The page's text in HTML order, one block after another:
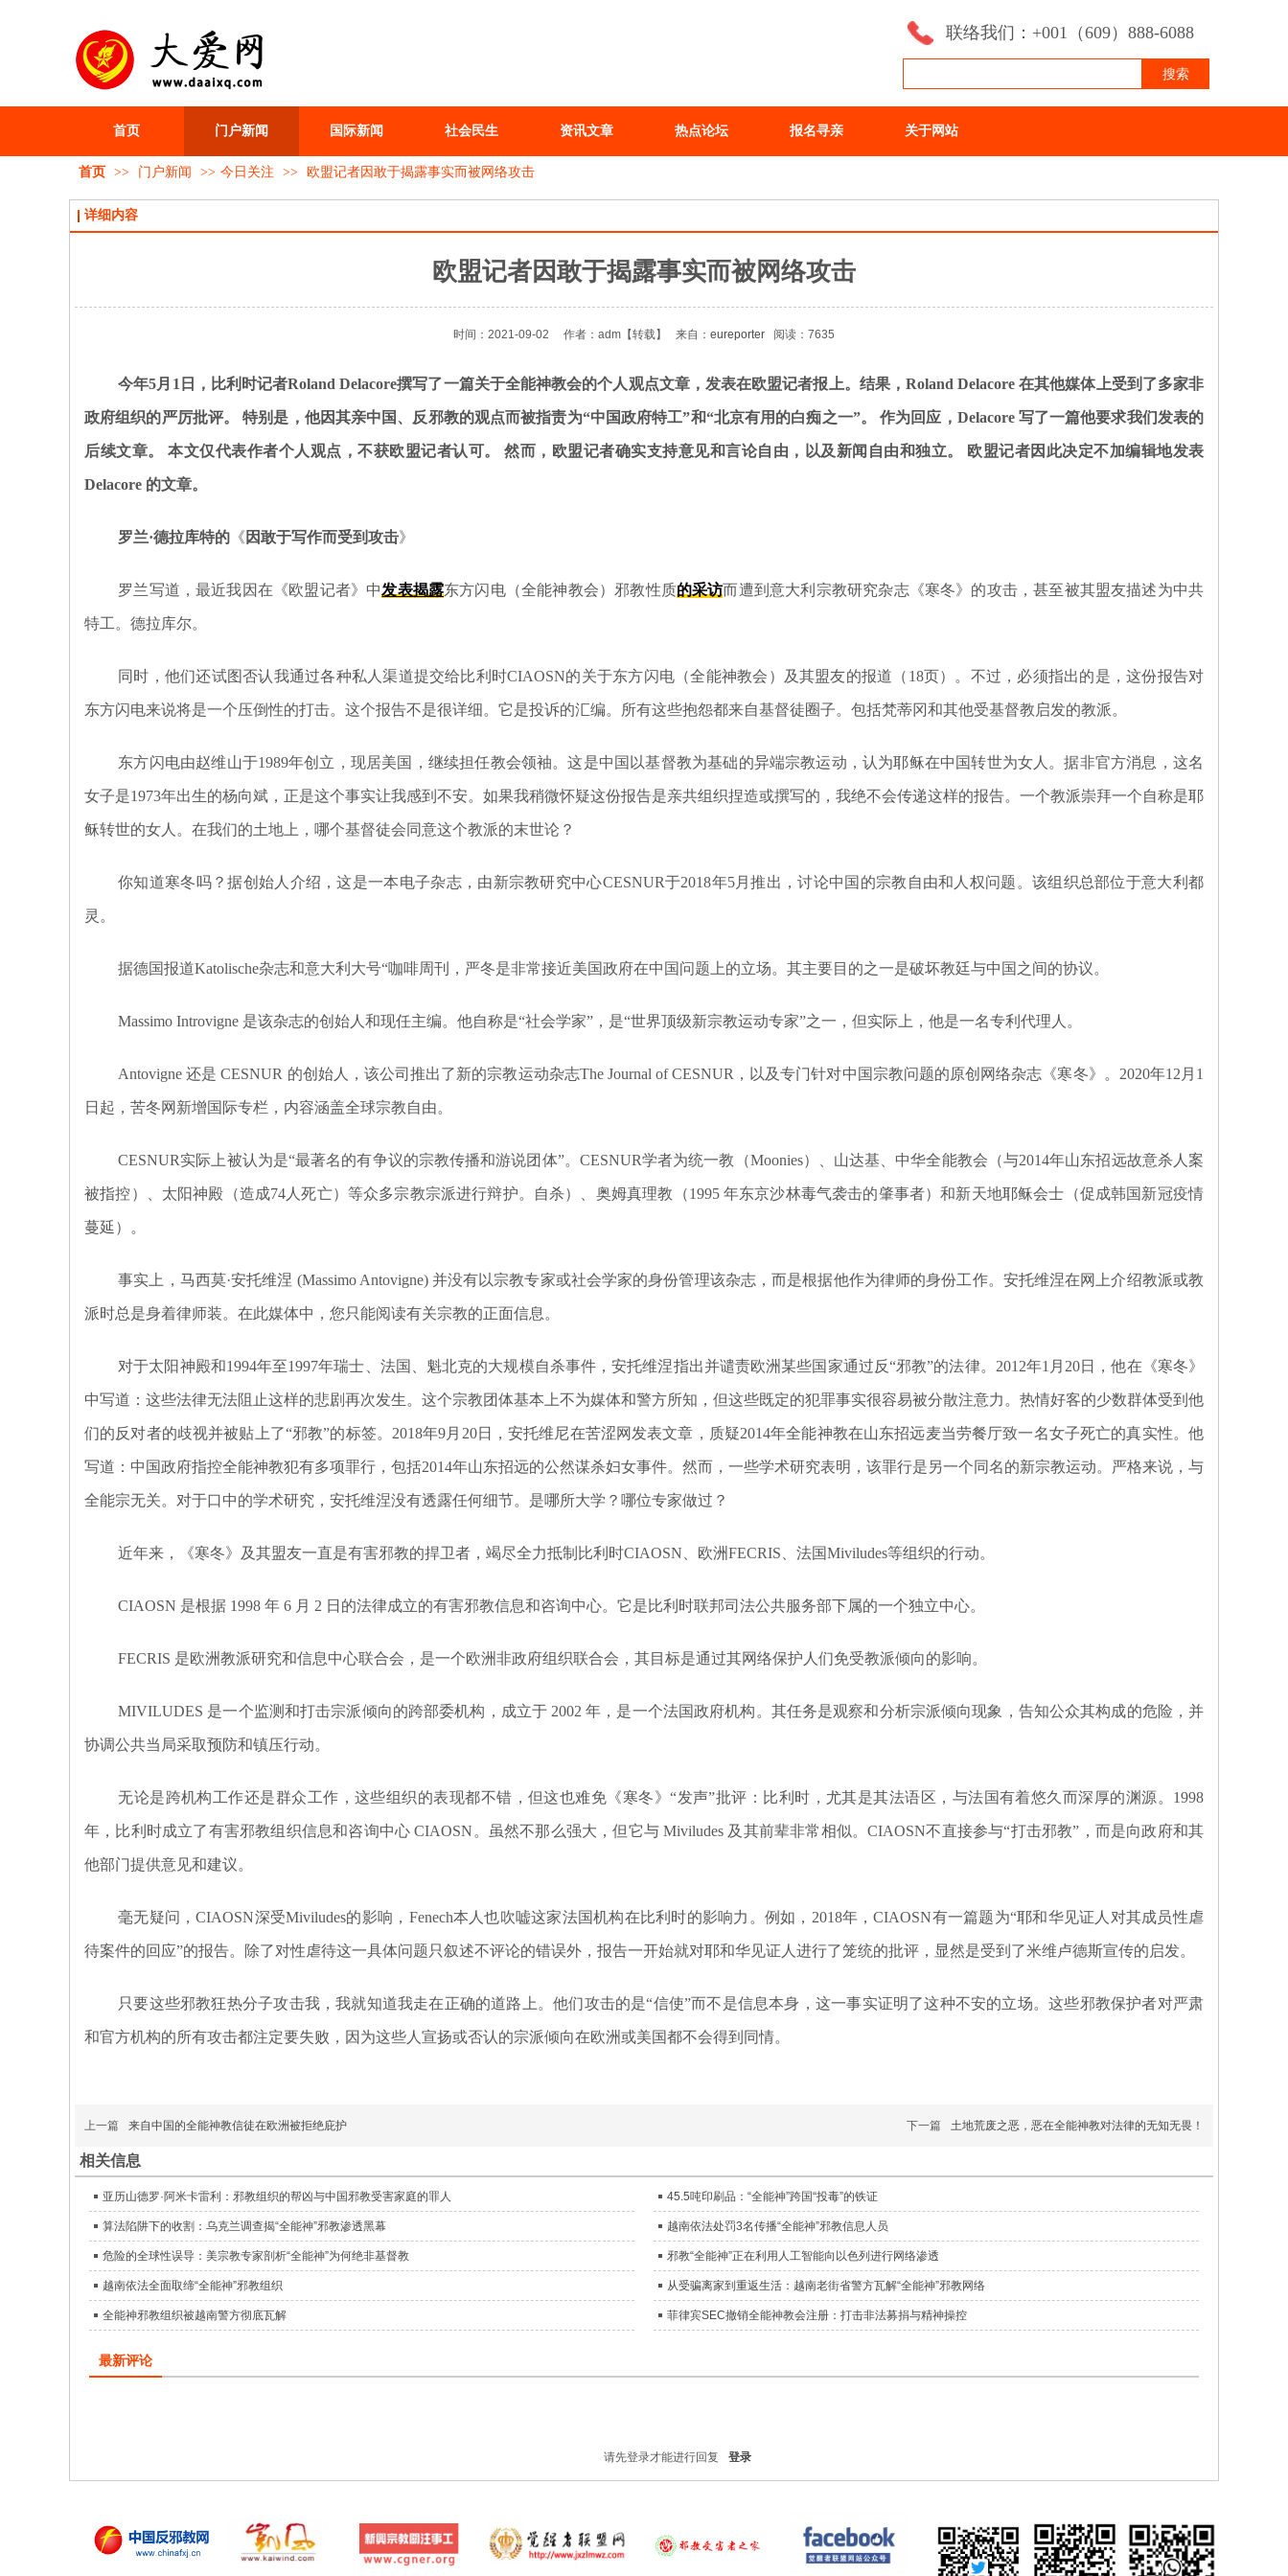
联络我们：+001（609）888-6088
搜索
首页 门户新闻 国际新闻 社会民生 资讯文章 热点论坛 报名寻亲 关于网站
首页 >> 门户新闻 >> 今日关注 >> 欧盟记者因敢于揭露事实而被网络攻击
详细内容
欧盟记者因敢于揭露事实而被网络攻击
时间：2021-09-02 作者：adm 【转载】 来自： eureporter 阅读：7635
今年5月1日，比利时记者Roland Delacore撰写了一篇关于全能神教会的个人观点文章，发表在欧盟记者报上。结果，Roland Delacore 在其他媒体上受到了多家非
政府组织的严厉批评。 特别是，他因其亲中国、反邪教的观点而被指责为“中国政府特工”和“北京有用的白痴之一”。 作为回应，Delacore 写了一篇他要求我们发表的
后续文章。 本文仅代表作者个人观点，不获欧盟记者认可。 然而， 欧盟记者确实支持意见和言论自由，以及新闻自由和独立。 欧盟记者因此决定不加编辑地发表
Delacore 的文章。
罗兰·德拉库特的 《 因敢于写作而受到攻击》
罗兰写道，最近我因在《欧盟记者》中发表揭露东方闪电（全能神教会）邪教性质的采访而遭到意大利宗教研究杂志《寒冬》的攻击，甚至被其盟友描述为中共
特工。德拉库尔。
同时，他们还试图否认我通过各种私人渠道提交给比利时CIAOSN的关于东方闪电（全能神教会）及其盟友的报道（18页）。不过，必须指出的是，这份报告对
东方闪电来说将是一个压倒性的打击。这个报告不是很详细。它是投诉的汇编。所有这些抱怨都来自基督徒圈子。包括梵蒂冈和其他受基督教启发的教派。
东方闪电由赵维山于1989年创立，现居美国，继续担任教会领袖。这是中国以基督教为基础的异端宗教运动，认为耶稣在中国转世为女人。据非官方消息，这名
女子是1973年出生的杨向斌，正是这个事实让我感到不安。如果我稍微怀疑这份报告是亲共组织捏造或撰写的，我绝不会传递这样的报告。一个教派崇拜一个自称是耶
稣转世的女人。在我们的土地上，哪个基督徒会同意这个教派的末世论？
你知道寒冬 吗？据创始人介绍，这是一本电子杂志，由新宗教研究中心CESNUR于2018年5月推出，讨论中国的宗教自由和人权问题。该组织总部位于意大利都
灵。
据德国报道Katolische杂志和意大利大号“咖啡周刊， 严冬是非常接近美国政府在中国问题上的立场。其主要目的之一是破坏教廷与中国之间的协议。
Massimo Introvigne 是该杂志的创始人和现任主编。他自称是“社会学家”，是“世界顶级新宗教运动专家”之一，但实际上，他是一名专利代理人。
Antovigne 还是 CESNUR 的创始人，该公司推出了新的宗教运动杂志The Journal of CESNUR ，以及专门针对中国宗教问题的原创网络杂志《寒冬》。2020年12月1
日起，苦冬网新增国际专栏，内容涵盖全球宗教自由。
CESNUR实际上被认为是“最著名的有争议的宗教传播和游说团体”。CESNUR学者为统一教（Moonies）、山达基、中华全能教会（与2014年山东招远故意杀人案
被指控）、太阳神殿（造成74人死亡）等众多宗教宗派进行辩护。自杀）、奥姆真理教（1995 年东京沙林毒气袭击的肇事者）和新天地耶稣会士（促成韩国新冠疫情
蔓延）。
事实上，马西莫·安托维涅 (Massimo Antovigne) 并没有以宗教专家或社会学家的身份管理该杂志，而是根据他作为律师的身份工作。安托维涅在网上介绍教派或教
派时总是身着律师装。在此媒体中，您只能阅读有关宗教的正面信息。
对于太阳神殿和1994年至1997年瑞士、法国、魁北克的大规模自杀事件，安托维涅指出并谴责欧洲某些国家通过反“邪教”的法律。2012年1月20日，他在《寒冬》
中写道：这些法律无法阻止这样的悲剧再次发生。这个宗教团体基本上不为媒体和警方所知，但这些既定的犯罪事实很容易被分散注意力。热情好客的少数群体受到他
们的反对者的歧视并被贴上了“邪教”的标签。2018年9月20日，安托维尼在苦涩网发表文章，质疑2014年全能神教在山东招远麦当劳餐厅致一名女子死亡的真实性。他
写道：中国政府指控全能神教犯有多项罪行，包括2014年山东招远的公然谋杀妇女事件。然而，一些学术研究表明，该罪行是另一个同名的新宗教运动。严格来说，与
全能宗无关。对于口中的学术研究，安托维涅没有透露任何细节。是哪所大学？哪位专家做过？
近年来，《寒冬》 及其盟友一直是有害邪教的捍卫者，竭尽全力抵制比利时CIAOSN、欧洲FECRIS、法国Miviludes等组织的行动。
CIAOSN 是根据 1998 年 6 月 2 日的法律成立的有害邪教信息和咨询中心。它是比利时联邦司法公共服务部下属的一个独立中心。
FECRIS 是欧洲教派研究和信息中心联合会，是一个欧洲非政府组织联合会，其目标是通过其网络保护人们免受教派倾向的影响。
MIVILUDES 是一个监测和打击宗派倾向的跨部委机构，成立于 2002 年，是一个法国政府机构。其任务是观察和分析宗派倾向现象，告知公众其构成的危险，并
协调公共当局采取预防和镇压行动。
无论是跨机构工作还是群众工作，这些组织的表现都不错，但这也难免《寒冬》“发声”批评：比利时，尤其是其法语区，与法国有着悠久而深厚的渊源。1998
年，比利时成立了有害邪教组织信息和咨询中心 CIAOSN。虽然不那么强大，但它与 Miviludes 及其前辈非常相似。CIAOSN不直接参与“打击邪教”，而是向政府和其
他部门提供意见和建议。
毫无疑问，CIAOSN深受Miviludes的影响，Fenech本人也吹嘘这家法国机构在比利时的影响力。例如，2018年，CIAOSN有一篇题为“耶和华见证人对其成员性虐
待案件的回应”的报告。除了对性虐待这一具体问题只叙述不评论的错误外，报告一开始就对耶和华见证人进行了笼统的批评，显然是受到了米维卢德斯宣传的启发。
只要这些邪教狂热分子攻击我，我就知道我走在正确的道路上。他们攻击的是“信使”而不是信息本身，这一事实证明了这种不安的立场。这些邪教保护者对严肃
和官方机构的所有攻击都注定要失败，因为这些人宣扬或否认的宗派倾向在欧洲或美国都不会得到同情。
上一篇 来自中国的全能神教信徒在欧洲被拒绝庇护 下一篇 土地荒废之恶，恶在全能神教对法律的无知无畏！
相关信息
亚历山德罗·阿米卡雷利：邪教组织的帮凶与中国邪教受害家庭的罪人 45.5吨印刷品：“全能神”跨国“投毒”的铁证
算法陷阱下的收割：乌克兰调查揭“全能神”邪教渗透黑幕 越南依法处罚3名传播“全能神”邪教信息人员
危险的全球性误导：美宗教专家剖析“全能神”为何绝非基督教 邪教“全能神”正在利用人工智能向以色列进行网络渗透
越南依法全面取缔“全能神”邪教组织 从受骗离家到重返生活：越南老街省警方瓦解“全能神”邪教网络
全能神邪教组织被越南警方彻底瓦解 菲律宾SEC撤销全能神教会注册：打击非法募捐与精神操控
最新评论
请先登录才能进行回复 登录